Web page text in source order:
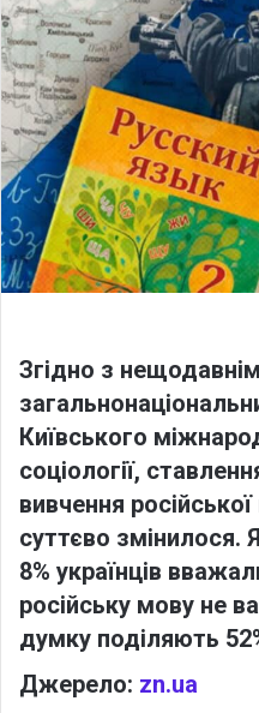
a
n
a
i
l
Згідно з нещодавнім
Київського
соціології,
вивчення
суттєво змінилося.
8% українців
російську мову не
думку поділяють
Джерело: zn.ua